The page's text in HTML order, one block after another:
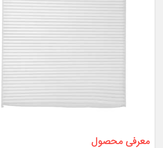
معرفی محصول